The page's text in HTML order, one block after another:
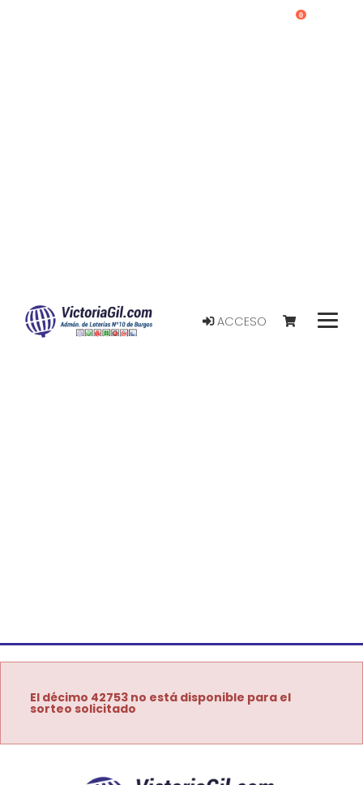
ACCESO
0
El décimo 42753 no está disponible para el
sorteo solicitado